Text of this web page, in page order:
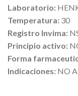
Laboratorio:
Temperatura: 30
Registro Invima:
Principio activo:
Forma
Indicaciones: NO